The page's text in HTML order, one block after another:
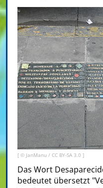
[ © JanManu / CC BY-SA 3.0 ]
Das Wort
bedeutet übersetzt